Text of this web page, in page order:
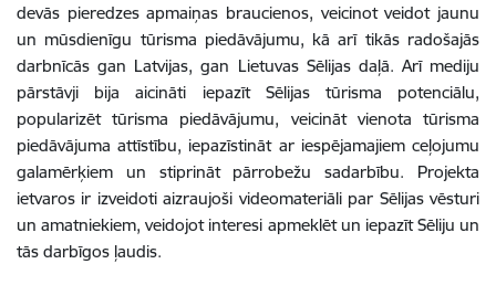
devās pieredzes apmaiņas braucienos, veicinot veidot jaunu
un mūsdienīgu tūrisma piedāvājumu, kā arī tikās radošajās
darbnīcās gan Latvijas, gan Lietuvas Sēlijas daļā. Arī mediju
pārstāvji bija aicināti iepazīt Sēlijas tūrisma potenciālu,
popularizēt tūrisma piedāvājumu, veicināt vienota tūrisma
piedāvājuma attīstību, iepazīstināt ar iespējamajiem ceļojumu
galamērķiem un stiprināt pārrobežu sadarbību. Projekta
ietvaros ir izveidoti aizraujoši videomateriāli par Sēlijas vēsturi
un amatniekiem, veidojot interesi apmeklēt un iepazīt Sēliju un
tās darbīgos ļaudis.